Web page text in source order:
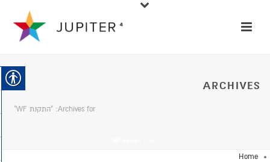
ARCHIVES
Archives for: "התקנת WF"
Home